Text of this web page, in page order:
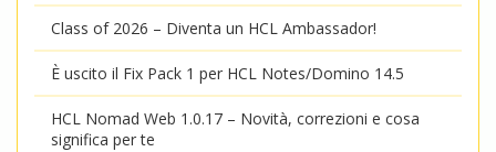
Class of 2026 – Diventa un HCL Ambassador!
È uscito il Fix Pack 1 per HCL Notes/Domino 14.5
HCL Nomad Web 1.0.17 – Novità, correzioni e cosa
significa per te